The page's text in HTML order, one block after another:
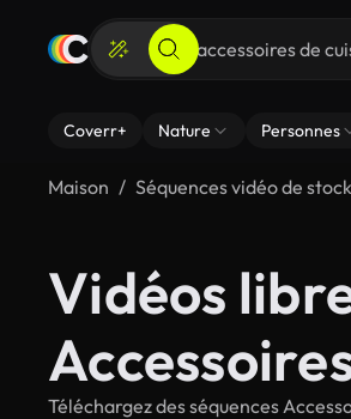
Coverr+ Nature Personnes
Maison Séquences vidéo de stock
Vidéos
Téléchargez des séquences